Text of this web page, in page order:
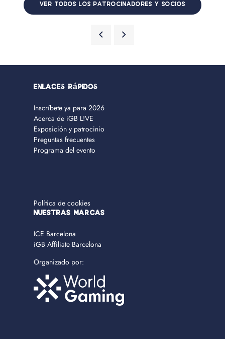
VER TODOS LOS PATROCINADORES Y SOCIOS
Enlaces rápidos
Inscríbete ya para 2026
Acerca de iGB L!VE
Exposición y patrocinio
Preguntas frecuentes
Programa del evento
Política de cookies
NUESTRAS MARCAS
ICE Barcelona
iGB Affiliate Barcelona
Organizado por: